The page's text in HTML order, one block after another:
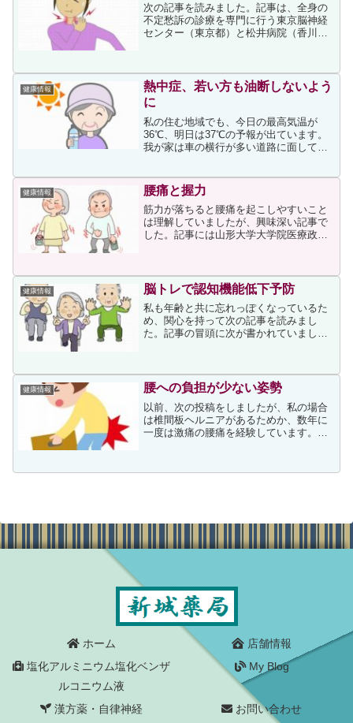
次の記事を読みました。記事は、全身の
不定愁訴の診療を専門に行う東京脳神経
センター（東京都）と松井病院（香川
つ病の病態に関与していることが示され
たという報告を載せています...
健康情報
熱中症、若い方も油断しないよう
に
私の住む地域でも、今日の最高気温が
36℃、明日は37℃の予報が出ています。
我が家は車の横行が多い道路に面してい
多くなっています。全てが熱中症患者さ
んではないかもしれませ...
健康情報 腰痛と握力
筋力が落ちると腰痛を起こしやすいこと
は理解していましたが、興味深い記事で
した。記事には山形大学大学院医療政策
に述べています。ＢＭＩの上昇で腰痛リ
スクが高まり、その影響は...
健康情報 脳トレで認知機能低下予防
私も年齢と共に忘れっぽくなっているた
め、関心を持って次の記事を読みまし
た。記事の冒頭に次が書かれていまし
人もいるのではないでしょうか。フレイ
ル予防には、記憶力などの認知...
健康情報 腰への負担が少ない姿勢
以前、次の投稿をしましたが、私の場合
は椎間板ヘルニアがあるためか、数年に
一度は激痛の腰痛を経験しています。激
ない姿勢を心掛けてはいるのですが、今
ホーム
店舗情報
塩化アルミニウム塩化ベンザ
ルコニウム液
My Blog
漢方薬・自律神経 お問い合わせ